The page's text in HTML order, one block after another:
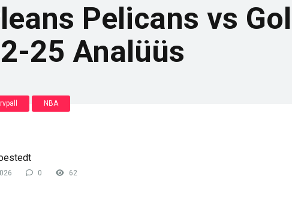
Pelicans vs
25 Analüüs
NBA
0 62